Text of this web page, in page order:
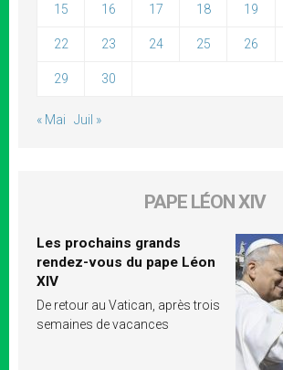
15 16 17 18 19
22 23 24 25 26
29 30
« Mai Juil »
PAPE LÉON XIV
Les prochains grands
rendez-vous du pape Léon
XIV
De retour au Vatican, après trois
semaines de vacances